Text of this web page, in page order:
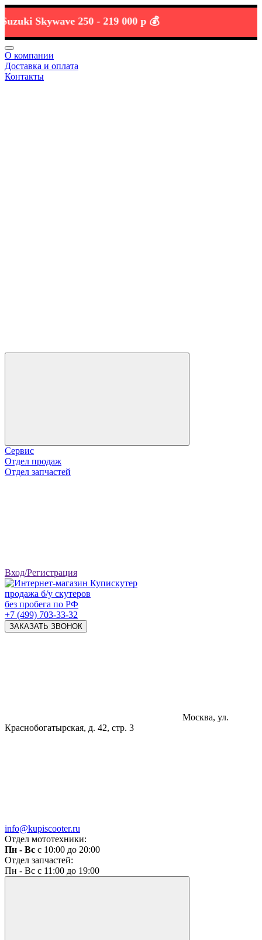
Skywave 250 -219 000 р 💰
О компании
Доставка и оплата
Контакты
Сервис
Отдел продаж
Отдел запчастей
Вход/Регистрация
продажа б/у скутеров
без пробега по РФ
+7 (499) 703-33-32
ЗАКАЗАТЬ ЗВОНОК
Москва, ул.
Краснобогатырская, д. 42, стр. 3
info@kupiscooter.ru
Отдел мототехники:
Пн - Вс с 10:00 до 20:00
Отдел запчастей:
Пн - Вс с 11:00 до 19:00